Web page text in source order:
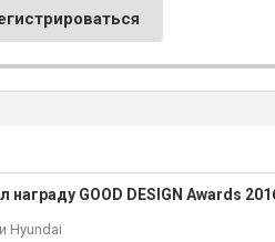
награду GOOD DESIGN Awards
Hyundai